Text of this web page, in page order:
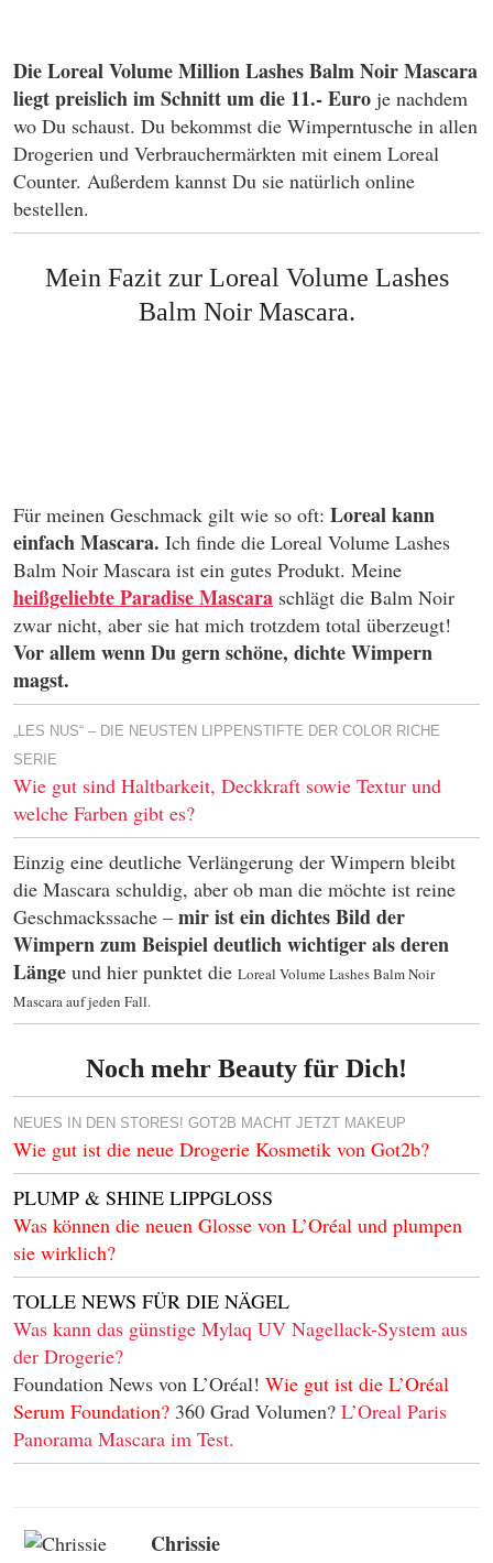
Die Loreal Volume Million Lashes Balm Noir Mascara
liegt preislich im Schnitt um die 11.- Euro je nachdem
wo Du schaust. Du bekommst die Wimperntusche in allen
Drogerien und Verbrauchermärkten mit einem Loreal
Counter. Außerdem kannst Du sie natürlich online
bestellen.
Mein Fazit zur Loreal Volume Lashes
Balm Noir Mascara.
Für meinen Geschmack gilt wie so oft: Loreal kann
einfach Mascara. Ich finde die Loreal Volume Lashes
Balm Noir Mascara ist ein gutes Produkt. Meine
heißgeliebte Paradise Mascara schlägt die Balm Noir
zwar nicht, aber sie hat mich trotzdem total überzeugt!
Vor allem wenn Du gern schöne, dichte Wimpern
magst.
„LES NUS“ – DIE NEUSTEN LIPPENSTIFTE DER COLOR RICHE
SERIE
Wie gut sind Haltbarkeit, Deckkraft sowie Textur und
welche Farben gibt es?
Einzig eine deutliche Verlängerung der Wimpern bleibt
die Mascara schuldig, aber ob man die möchte ist reine
Geschmackssache – mir ist ein dichtes Bild der
Wimpern zum Beispiel deutlich wichtiger als deren
Länge und hier punktet die Loreal Volume Lashes Balm Noir
Mascara auf jeden Fall.
Noch mehr Beauty für Dich!
NEUES IN DEN STORES! GOT2B MACHT JETZT MAKEUP
Wie gut ist die neue Drogerie Kosmetik von Got2b?
PLUMP & SHINE LIPPGLOSS
Was können die neuen Glosse von L’Oréal und plumpen
sie wirklich?
TOLLE NEWS FÜR DIE NÄGEL
Was kann das günstige Mylaq UV Nagellack-System aus
der Drogerie?
Foundation News von L’Oréal! Wie gut ist die L’Oréal
Serum Foundation? 360 Grad Volumen? L’Oreal Paris
Panorama Mascara im Test.
Chrissie